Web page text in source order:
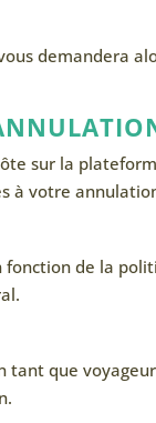
demandera
sur la
à votre
fonction de la
tant que